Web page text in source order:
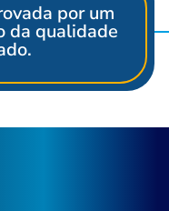
por um
da qualidade